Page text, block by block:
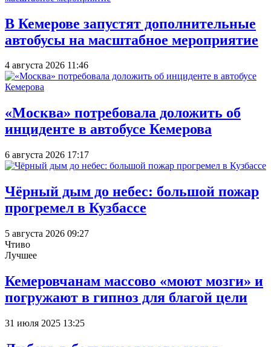
В Кемерове запустят дополнительные
автобусы на масштабное мероприятие
4 августа 2026 11:46
«Москва» потребовала доложить об
инциденте в автобусе Кемерова
6 августа 2026 17:17
Чёрный дым до небес: большой пожар
прогремел в Кузбассе
5 августа 2026 09:27
Чтиво
Лучшее
Кемеровчанам массово «моют мозги» и
погружают в гипноз для благой цели
31 июля 2025 13:25